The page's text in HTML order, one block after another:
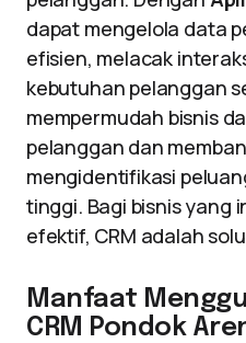
dapat mengelola data
efisien, melacak
kebutuhan pelanggan
mempermudah bisnis
pelanggan dan
mengidentifikasi
tinggi. Bagi bisnis yang
efektif, CRM adalah
Manfaat
CRM Pondok